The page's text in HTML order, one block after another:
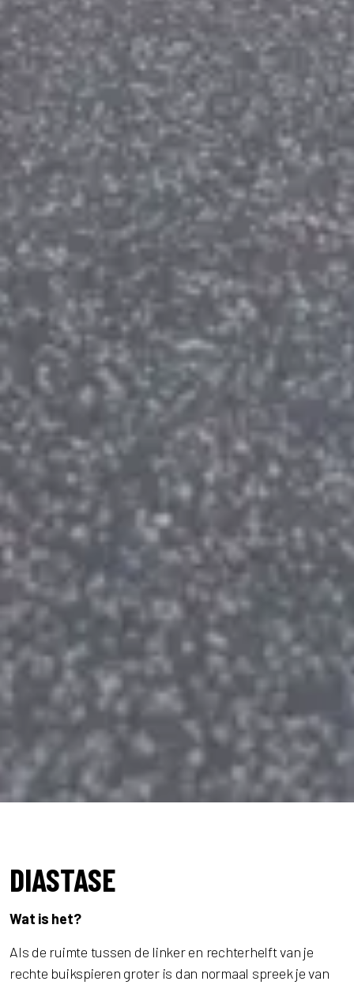
DIASTASE
Wat is het?
Als de ruimte tussen de linker en rechterhelft van je
rechte buikspieren groter is dan normaal spreek je van